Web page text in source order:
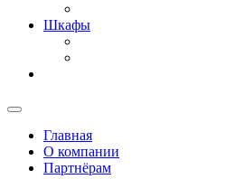
Шкафы
Главная
О компании
Партнёрам